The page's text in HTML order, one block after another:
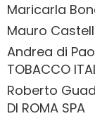
Maricarla
Mauro Castelli
Andrea di
TOBACCO
Roberto
DI ROMA SPA